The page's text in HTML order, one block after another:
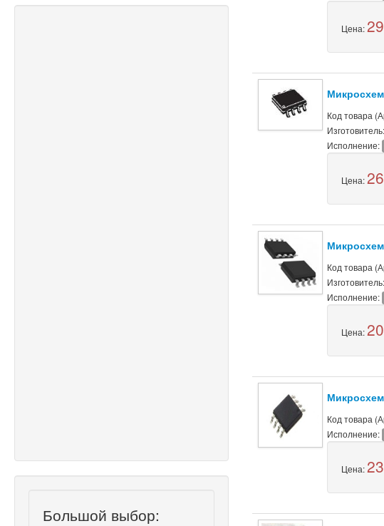
Большой выбор:
Цена:
Код товара
Исполнение:
Цена:
Код товара
Исполнение:
Цена:
Код товара
Исполнение:
Цена: